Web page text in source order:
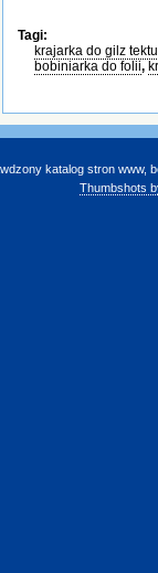
Tagi:
krajarka do gilz
bobiniarka do folii,
katalog stron www,
Thumbshots